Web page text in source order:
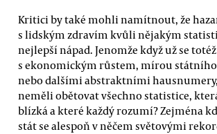
Kritici by také mohli namítnout, že
s lidským zdravím kvůli nějakým
nejlepší nápad. Jenomže když už se
s ekonomickým růstem, mírou
nebo dalšími abstraktními
neměli obětovat všechno statistice,
blízká a které každý rozumí? Zejména
stát se alespoň v něčem světovými